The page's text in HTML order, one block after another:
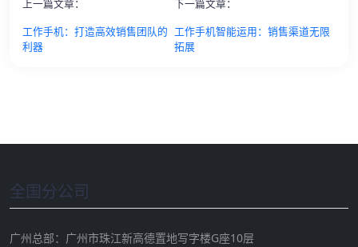
上一篇文章：
工作手机：打造高效销售团队的
利器
下一篇文章：
工作手机智能运用：销售渠道无限
拓展
全国分公司
广州总部：广州市珠江新高德置地写字楼G座10层